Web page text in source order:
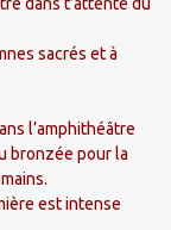
sacrés et à
l’amphithéâtre
bronzée pour la
est intense